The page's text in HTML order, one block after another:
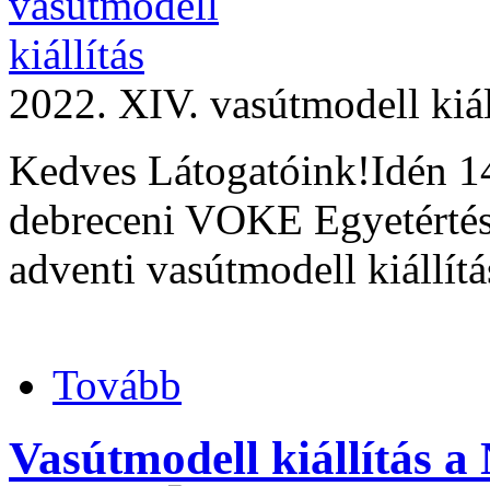
2022. XIV. vasútmodell
Kedves Látogatóink!Idén
debreceni VOKE
adventi
Tovább
Vasútmodell kiállítás a